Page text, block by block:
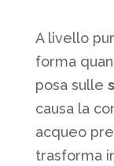
A livello
forma
posa sulle
causa la
acqueo
trasforma